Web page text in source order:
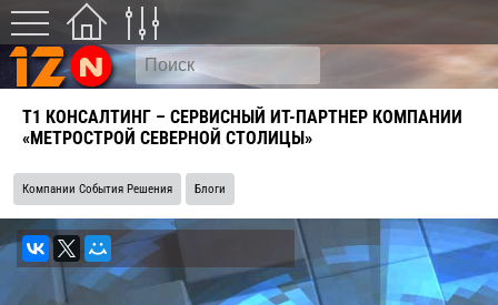
Т1 КОНСАЛТИНГ – СЕРВИСНЫЙ ИТ-ПАРТНЕР КОМПАНИИ
«МЕТРОСТРОЙ СЕВЕРНОЙ СТОЛИЦЫ»
Компании События Решения Блоги